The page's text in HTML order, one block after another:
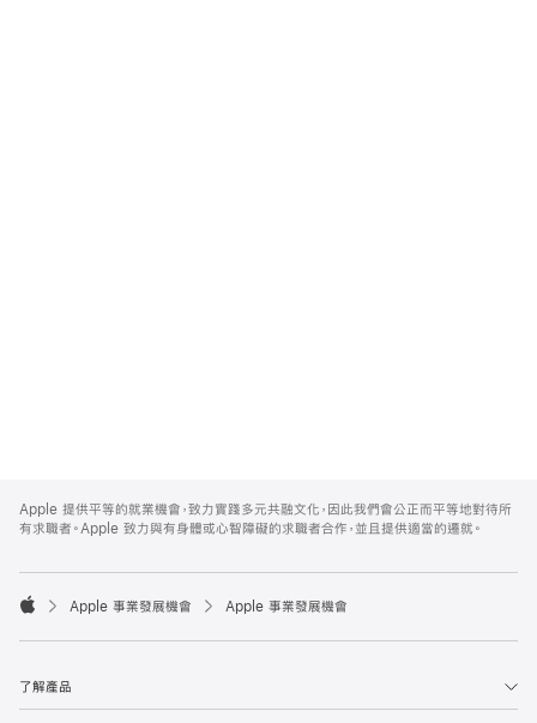
Footer
Apple 提供平等的就業機會，致力實踐多元共融文化，因此我們會公正而平等地對待所
有求職者。Apple 致力與有身體或心智障礙的求職者合作，並且提供適當的遷就。

Apple 事業發展機會 Apple 事業發展機會
了解產品